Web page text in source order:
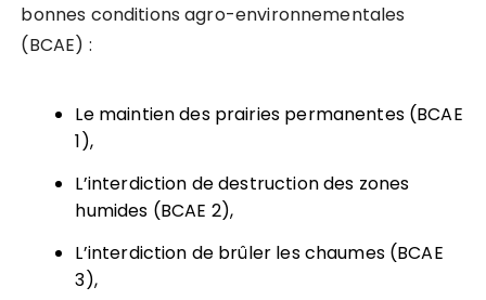
bonnes conditions agro-environnementales
(BCAE) :
Le maintien des prairies permanentes (BCAE
1),
L’interdiction de destruction des zones
humides (BCAE 2),
L’interdiction de brûler les chaumes (BCAE
3),